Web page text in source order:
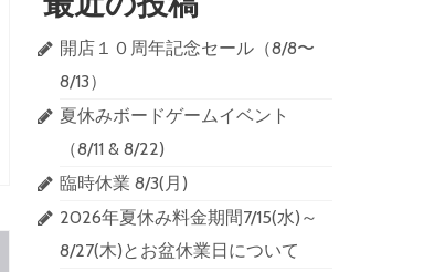
開店１０周年記念セール（8/8〜
8/13）
夏休みボードゲームイベント
（8/11 & 8/22)
臨時休業 8/3(月)
2026年夏休み料金期間7/15(水)～
8/27(木)とお盆休業日について